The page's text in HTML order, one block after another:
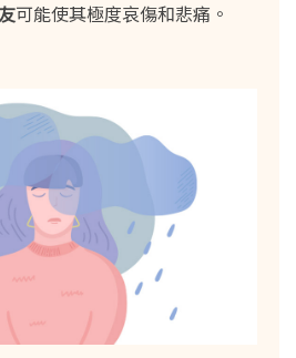
可能使其極度哀傷和悲痛。